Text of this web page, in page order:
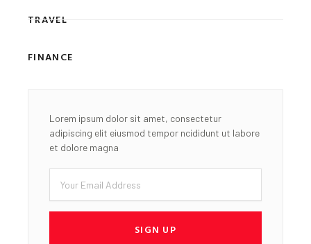
TRAVEL
FINANCE
Lorem ipsum dolor sit amet, consectetur
adipiscing elit eiusmod tempor ncididunt ut labore
et dolore magna
Email
SIGN UP